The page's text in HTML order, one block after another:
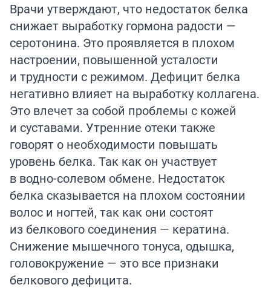
Врачи утверждают, что недостаток белка
снижает выработку гормона радости —
серотонина. Это проявляется в плохом
настроении, повышенной усталости
и трудности с режимом. Дефицит белка
негативно влияет на выработку коллагена.
Это влечет за собой проблемы с кожей
и суставами. Утренние отеки также
говорят о необходимости повышать
уровень белка. Так как он участвует
в водно-солевом обмене. Недостаток
белка сказывается на плохом состоянии
волос и ногтей, так как они состоят
из белкового соединения — кератина.
Снижение мышечного тонуса, одышка,
головокружение — это все признаки
белкового дефицита.